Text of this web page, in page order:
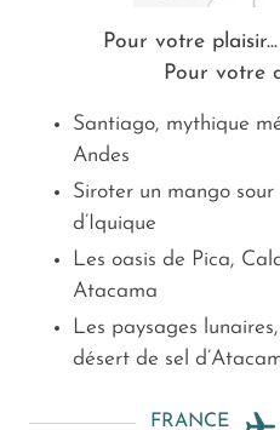
Pour votre plaisir...
Pour votre
Santiago, mythique
Andes
Siroter un mango
d’Iquique
Les oasis de Pica,
Atacama
Les paysages
désert de sel
FRANCE